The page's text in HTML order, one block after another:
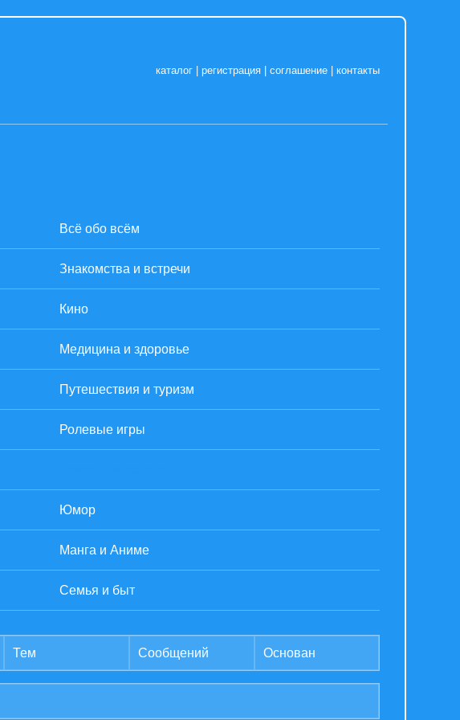
каталог |регистрация |соглашение |контакты
Всё обо всём
Знакомства и встречи
Кино
Медицина и здоровье
Путешествия и туризм
Ролевые игры
Юмор
Манга и Аниме
Семья и быт
Тем Сообщений Основан